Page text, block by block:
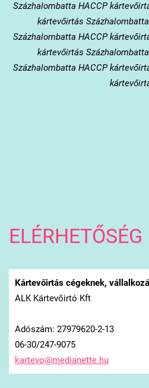
Százhalombatta HACCP
kártevőirtás
Százhalombatta HACCP
kártevőirtás
Százhalombatta HACCP
ELÉRHETŐSÉG
Kártevőirtás cégeknek,
ALK Kártevőirtó Kft
Adószám: 27979620-2-13
06-30/247-9075
kartevo@medianette.hu